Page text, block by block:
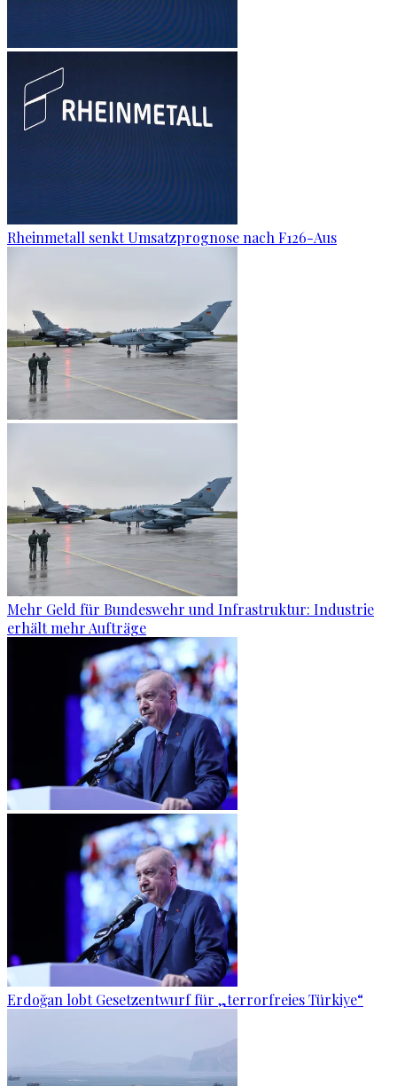
Rheinmetall senkt Umsatzprognose nach F126-Aus
Mehr Geld für Bundeswehr und Infrastruktur: Industrie
erhält mehr Aufträge
Erdoğan lobt Gesetzentwurf für „terrorfreies Türkiye“